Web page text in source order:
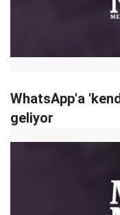
WhatsApp'a
geliyor